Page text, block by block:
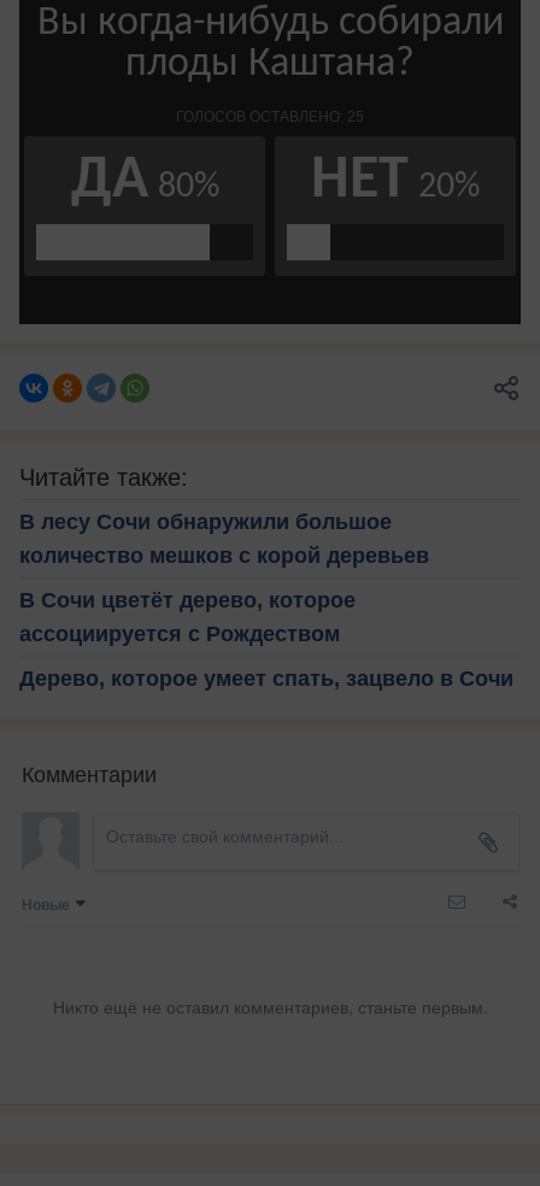
Читайте также:
В лесу Сочи обнаружили большое
количество мешков с корой деревьев
В Сочи цветёт дерево, которое
ассоциируется с Рождеством
Дерево, которое умеет спать, зацвело в Сочи
Комментарии
Новые
Никто ещё не оставил комментариев, станьте первым.